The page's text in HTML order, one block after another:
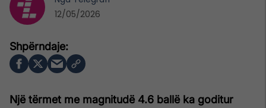
Një tërmet me magnitudë 4.6 ballë ka goditur
12/05/2026